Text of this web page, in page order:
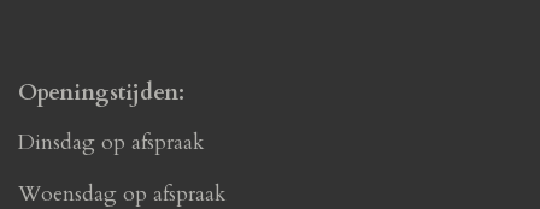
Openingstijden:
Dinsdag op afspraak
Woensdag op afspraak